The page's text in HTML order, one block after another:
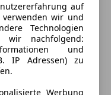
auf
wir und
Technologien
wir nachfolgend:
und
IP Adressen) zu
Werbung